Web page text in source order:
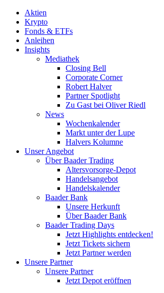
Aktien
Krypto
Fonds & ETFs
Anleihen
Insights
Mediathek
Closing Bell
Corporate Corner
Robert Halver
Partner Spotlight
Zu Gast bei Oliver Riedl
News
Wochenkalender
Markt unter der Lupe
Halvers Kolumne
Unser Angebot
Über Baader Trading
Altersvorsorge-Depot
Handelsangebot
Handelskalender
Baader Bank
Unsere Herkunft
Über Baader Bank
Baader Trading Days
Jetzt Highlights entdecken!
Jetzt Tickets sichern
Jetzt Partner werden
Unsere Partner
Unsere Partner
Jetzt Depot eröffnen